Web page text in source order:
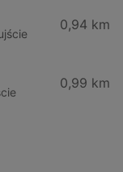
0,94 km
0,99 km